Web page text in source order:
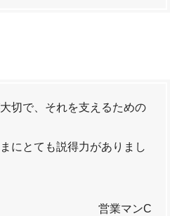
切で、それを支えるための
にとても説得力がありまし
営業マンC